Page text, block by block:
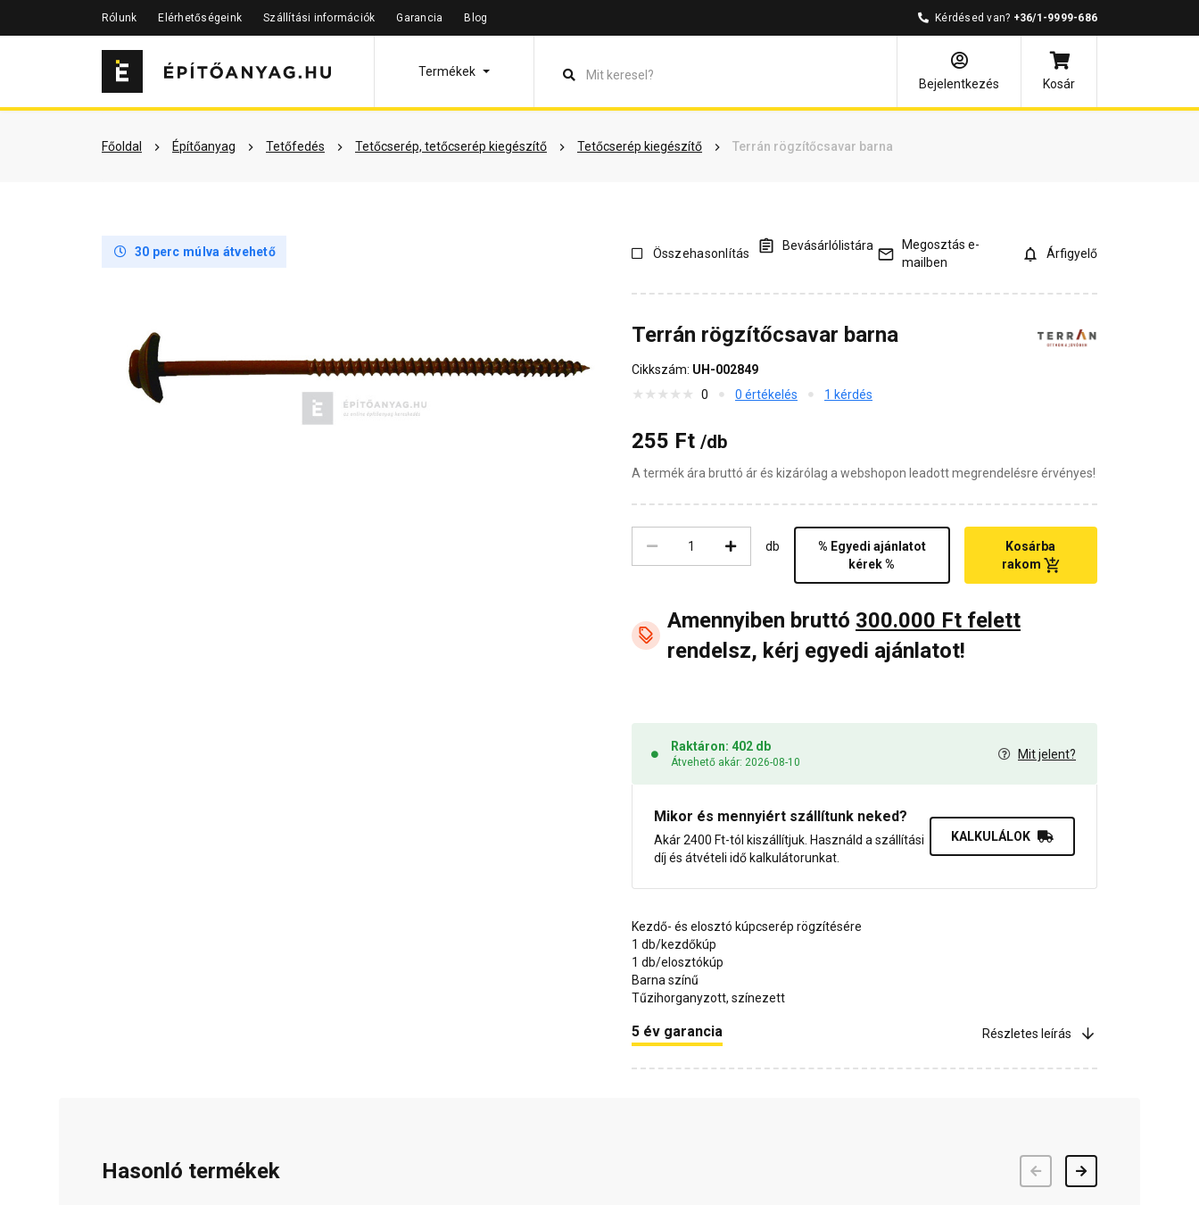
Rólunk Elérhetőségeink Szállítási információk Garancia Blog Kérdésed van? +36/1-9999-686
Termékek
Bejelentkezés
Kosár
Főoldal Építőanyag Tetőfedés Tetőcserép, tetőcserép kiegészítő Tetőcserép kiegészítő Terrán rögzítőcsavar barna
Szükséged lehet rá Részletes leírás Termékinformáció Vásárlói vélemények Kérdések és válaszok Kapcsolódó cikkek
30 perc múlva átvehető Összehasonlítás
Bevásárlólistára
Megosztás e-
mailben
Árfigyelő
Terrán rögzítőcsavar barna
Cikkszám: UH-002849
0
0 értékelés 1 kérdés
255 Ft /db
A termék ára bruttó ár és kizárólag a webshopon leadott megrendelésre érvényes!
db
% Egyedi ajánlatot
kérek %
Kosárba
rakom
Amennyiben bruttó 300.000 Ft felett
rendelsz, kérj egyedi ajánlatot!
Raktáron: 402 db
Átvehető akár: 2026-08-10
Mit jelent?
Mikor és mennyiért szállítunk neked?
Akár 2400 Ft-tól kiszállítjuk. Használd a szállítási
díj és átvételi idő kalkulátorunkat.
KALKULÁLOK
Kezdő- és elosztó kúpcserép rögzítésére
1 db/kezdőkúp
1 db/elosztókúp
Barna színű
Tűzihorganyzott, színezett
5 év garancia Részletes leírás
Hasonló termékek